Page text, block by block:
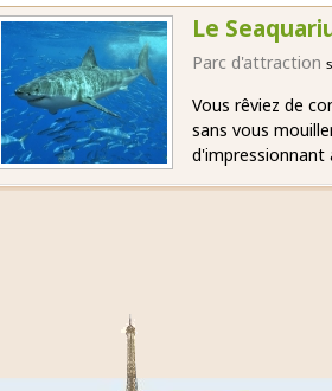
Le
Parc d'attraction
Vous rêviez de
sans vous
d'impressionnant